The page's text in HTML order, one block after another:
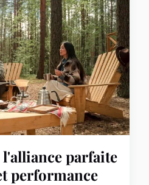
parfaite
performance